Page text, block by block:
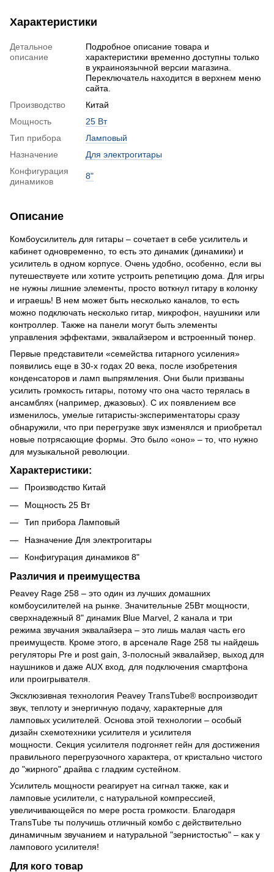
Характеристики
Детальное
описание
Подробное описание товара и
характеристики временно доступны только
в украиноязычной версии магазина.
Переключатель находится в верхнем меню
сайта.
Производство
Китай
Мощность
25 Вт
Тип прибора
Ламповый
Назначение
Для электрогитары
Конфигурация
динамиков
8"
Описание
Комбоусилитель для гитары – сочетает в себе усилитель и
кабинет одновременно, то есть это динамик (динамики) и
усилитель в одном корпусе. Очень удобно, особенно, если вы
путешествуете или хотите устроить репетицию дома. Для игры
не нужны лишние элементы, просто воткнул гитару в колонку
и играешь! В нем может быть несколько каналов, то есть
можно подключать несколько гитар, микрофон, наушники или
контроллер. Также на панели могут быть элементы
управления эффектами, эквалайзером и встроенный тюнер.
Первые представители «семейства гитарного усиления»
появились еще в 30-х годах 20 века, после изобретения
конденсаторов и ламп выпрямления. Они были призваны
усилить громкость гитары, потому что она часто терялась в
ансамблях (например, джазовых). С их появлением все
изменилось, умелые гитаристы-экспериментаторы сразу
обнаружили, что при перегрузке звук изменялся и приобретал
новые потрясающие формы. Это было «оно» – то, что нужно
для музыкальной революции.
Характеристики:
Производство Китай
Мощность 25 Вт
Тип прибора Ламповый
Назначение Для электрогитары
Конфигурация динамиков 8"
Различия и преимущества
Peavey Rage 258 – это один из лучших домашних
комбоусилителей на рынке. Значительные 25Вт мощности,
сверхнадежный 8" динамик Blue Marvel, 2 канала и три
режима звучания эквалайзера – это лишь малая часть его
преимуществ. Кроме этого, в арсенале Rage 258 ты найдешь
регуляторы Pre и post gain, 3-полосный эквалайзер, выход для
наушников и даже AUX вход, для подключения смартфона
или проигрывателя.
Эксклюзивная технология Peavey TransTube® воспроизводит
звук, теплоту и энергичную подачу, характерные для
ламповых усилителей. Основа этой технологии – особый
дизайн схемотехники усилителя и усилителя
мощности. Секция усилителя подгоняет гейн для достижения
правильного перегрузочного характера, от кристально чистого
до "жирного" драйва с гладким сустейном.
Усилитель мощности реагирует на сигнал также, как и
ламповые усилители, с натуральной компрессией,
увеличивающейся по мере роста громкости. Благодаря
TransTube ты получишь отличный комбо с действительно
динамичным звучанием и натуральной "зернистостью" – как у
лампового усилителя!
Для кого товар